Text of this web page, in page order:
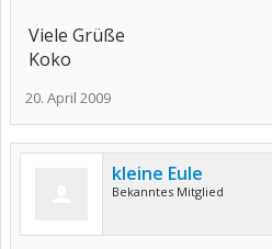
Viele Grüße
Koko
20. April 2009
kleine Eule
Bekanntes Mitglied